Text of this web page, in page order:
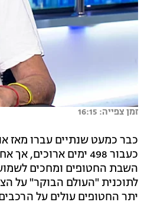
זמן צפייה: 16:15
כבר כמעט שנתיים עברו מאז
כעבור 498 ימים
השבת החטופים ומחכים
לתוכנית "העולם הבוקר" על
יתר החטופים עולים על